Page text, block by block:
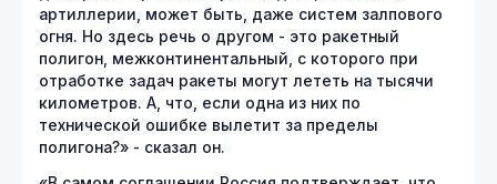
артиллерии, может быть, даже систем залпового
огня. Но здесь речь о другом - это ракетный
полигон, межконтинентальный, с которого при
отработке задач ракеты могут лететь на тысячи
километров. А, что, если одна из них по
технической ошибке вылетит за пределы
полигона?» - сказал он.